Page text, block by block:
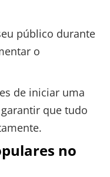
público durante
o
de iniciar uma
que tudo
no